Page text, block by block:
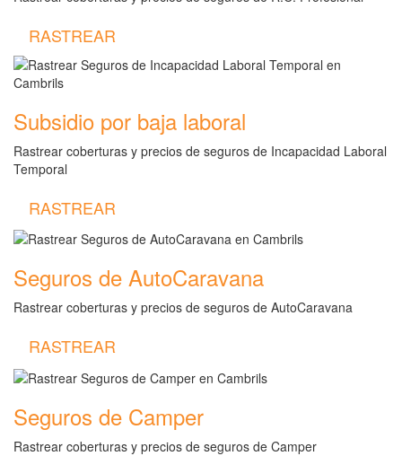
RASTREAR
Subsidio por baja laboral
Rastrear coberturas y precios de seguros de Incapacidad Laboral
Temporal
RASTREAR
Seguros de AutoCaravana
Rastrear coberturas y precios de seguros de AutoCaravana
RASTREAR
Seguros de Camper
Rastrear coberturas y precios de seguros de Camper